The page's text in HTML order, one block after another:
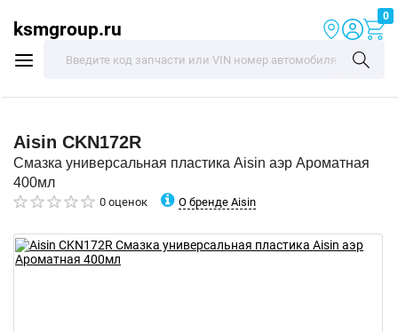
ksmgroup.ru
0
Aisin CKN172R
Смазка универсальная пластика Aisin аэр Ароматная
400мл
0 оценок О бренде Aisin